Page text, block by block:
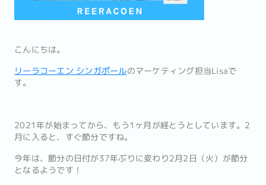
こんにちは。
リーラコーエン シンガポールのマーケティング担当Lisaで
す。
2021年が始まってから、もう1ヶ月が経とうとしています。2
月に入ると、すぐ節分ですね。
今年は、節分の日付が37年ぶりに変わり2月2日（火）が節分
となるようです！